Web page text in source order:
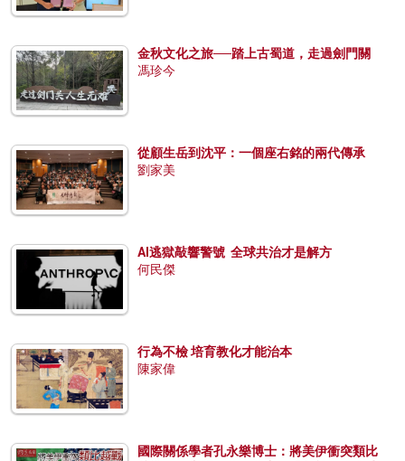
金秋文化之旅──踏上古蜀道，走過劍門關
馮珍今
從顧生岳到沈平：一個座右銘的兩代傳承
劉家美
AI逃獄敲響警號 全球共治才是解方
何民傑
行為不檢 培育教化才能治本
陳家偉
國際關係學者孔永樂博士：將美伊衝突類比